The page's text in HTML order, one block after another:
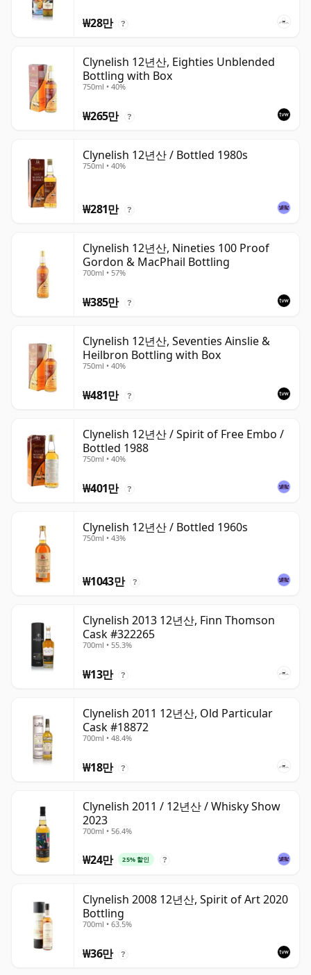
₩28만 ?
Clynelish 12년산, Eighties Unblended
Bottling with Box
750ml • 40%
₩265만 ?
Clynelish 12년산 / Bottled 1980s
750ml • 40%
₩281만 ?
Clynelish 12년산, Nineties 100 Proof
Gordon & MacPhail Bottling
700ml • 57%
₩385만 ?
Clynelish 12년산, Seventies Ainslie &
Heilbron Bottling with Box
750ml • 40%
₩481만 ?
Clynelish 12년산 / Spirit of Free Embo /
Bottled 1988
750ml • 40%
₩401만 ?
Clynelish 12년산 / Bottled 1960s
750ml • 43%
₩1043만 ?
Clynelish 2013 12년산, Finn Thomson
Cask #322265
700ml • 55.3%
₩13만 ?
Clynelish 2011 12년산, Old Particular
Cask #18872
700ml • 48.4%
₩18만 ?
Clynelish 2011 / 12년산 / Whisky Show
2023
700ml • 56.4%
₩24만 25% 할인 ?
Clynelish 2008 12년산, Spirit of Art 2020
Bottling
700ml • 63.5%
₩36만 ?